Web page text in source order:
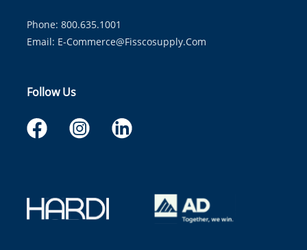
Phone: 800.635.1001
Email: E-Commerce@fisscosupply.com
Follow Us